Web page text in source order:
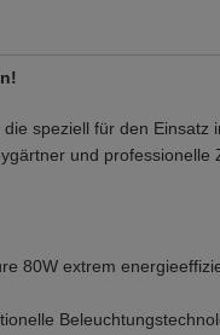
speziell für den
und professionelle
80W extrem